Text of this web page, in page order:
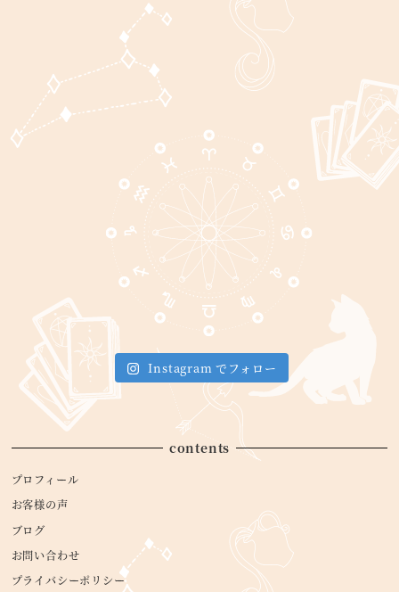
Instagram でフォロー
contents
プロフィール
お客様の声
ブログ
お問い合わせ
プライバシーポリシー